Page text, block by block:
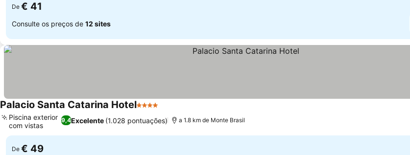
De € 41
Consulte os preços de 12 sites
Palacio Santa Catarina Hotel4 Estrelas
9,4Excelente (1.028 pontuações)
Piscina exterior
com vistas
a 1.8 km de Monte Brasil
De € 49